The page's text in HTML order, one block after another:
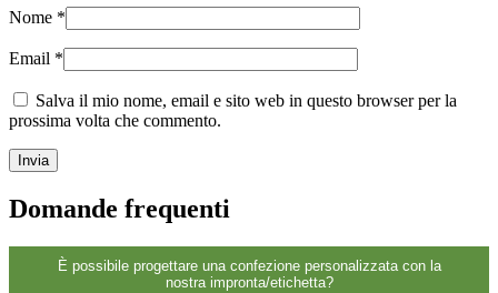
Sostenibile(301)
Bottiglie per salse
Bottiglie per liquori(81)
Nome *
Email *
Salva il mio nome, email e sito web in questo browser per la
prossima volta che commento.
Domande frequenti
È possibile progettare una confezione personalizzata con la
nostra impronta/etichetta?